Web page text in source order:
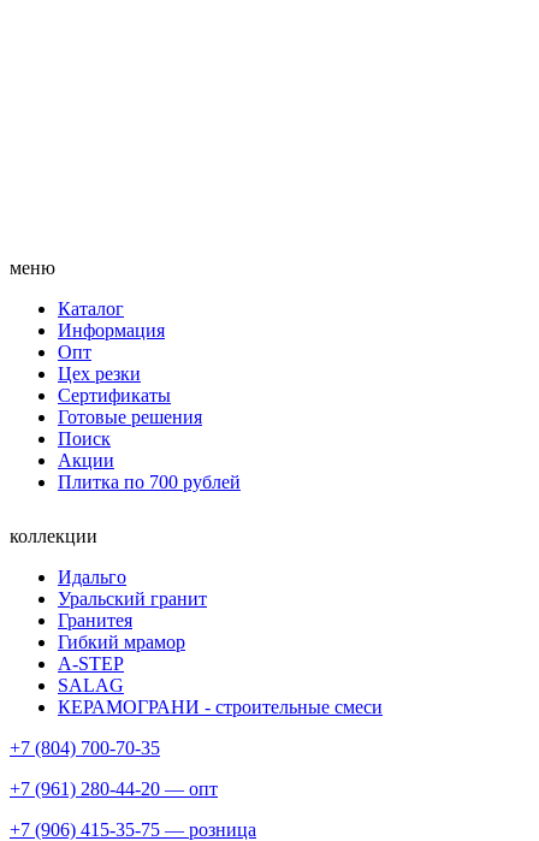
меню
Каталог
Информация
Опт
Цех резки
Сертификаты
Готовые решения
Поиск
Акции
Плитка по 700 рублей
коллекции
Идальго
Уральский гранит
Гранитея
Гибкий мрамор
A-STEP
SALAG
КЕРАМОГРАНИ - строительные смеси
+7 (804) 700-70-35
+7 (961) 280-44-20 — опт
+7 (906) 415-35-75 — розница